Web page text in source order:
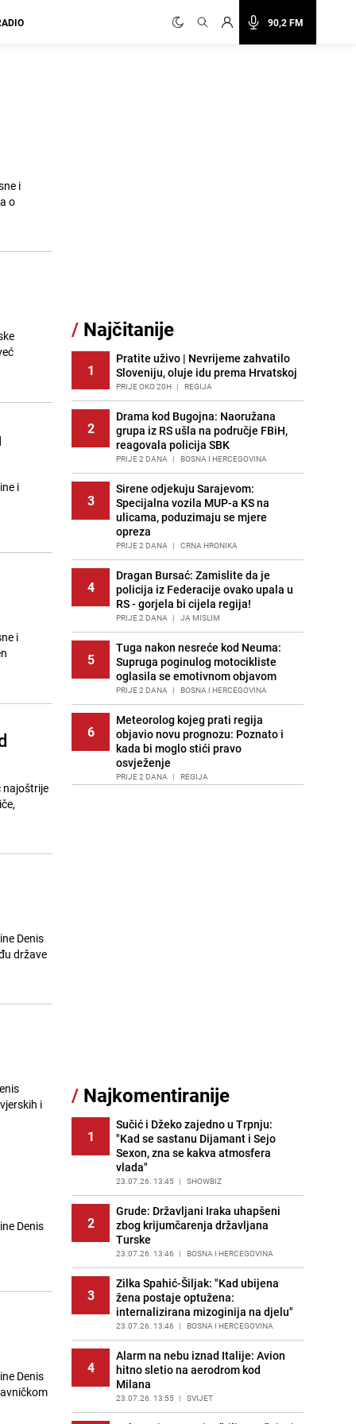
90,2 FM
i
o
i
i
najoštrije
Denis
države
i
Denis
Denis
/ Najčitanije
1
Pratite uživo | Nevrijeme zahvatilo
Sloveniju, oluje idu prema Hrvatskoj
PRIJE OKO 20H | REGIJA
2
Drama kod Bugojna: Naoružana
grupa iz RS ušla na područje FBiH,
reagovala policija SBK
PRIJE 2 DANA | BOSNA I HERCEGOVINA
3
Sirene odjekuju Sarajevom:
Specijalna vozila MUP-a KS na
ulicama, poduzimaju se mjere
opreza
PRIJE 2 DANA | CRNA HRONIKA
4
Dragan Bursać: Zamislite da je
policija iz Federacije ovako upala u
RS - gorjela bi cijela regija!
PRIJE 2 DANA | JA MISLIM
5
Tuga nakon nesreće kod Neuma:
Supruga poginulog motocikliste
oglasila se emotivnom objavom
PRIJE 2 DANA | BOSNA I HERCEGOVINA
6
Meteorolog kojeg prati regija
objavio novu prognozu: Poznato i
kada bi moglo stići pravo
osvježenje
PRIJE 2 DANA | REGIJA
11
naselju Vraca? Policija zaprimila
dojavu, izašli na teren
PRIJE 2 DANA | CRNA HRONIKA
Znate li šta Dino Merlin pojede prije
izlaska na scenu? Njegov ritual
iznenadio mnoge
PRIJE 1 DAN | SHOWBIZ
13
Nastavak provokacija: MUP RS
oduzeo zastavu s ljiljanima i
sankcionisao vozača iz Bosanskog
Novog
PRIJE 1 DAN | BOSNA I HERCEGOVINA
Pojavili su vam se mravi u kući? Bez
brige, ovo su najbolji načini da ih se
riješite
PRIJE 2 DANA | ŽIVOT I STIL
Kako izgleda travnjak stadiona
Koševo nakon tri koncerta Dine
Merlina
/ Najkomentiranije
1
Sučić i Džeko zajedno u Trpnju:
"Kad se sastanu Dijamant i Sejo
Sexon, zna se kakva atmosfera
vlada"
23.07.26. 13:45 | SHOWBIZ
2
Grude: Državljani Iraka uhapšeni
zbog krijumčarenja državljana
Turske
23.07.26. 13:46 | BOSNA I HERCEGOVINA
3
Zilka Spahić-Šiljak: "Kad ubijena
žena postaje optužena:
internalizirana mizoginija na djelu"
23.07.26. 13:46 | BOSNA I HERCEGOVINA
4
Alarm na nebu iznad Italije: Avion
hitno sletio na aerodrom kod
Milana
23.07.26. 13:55 | SVIJET